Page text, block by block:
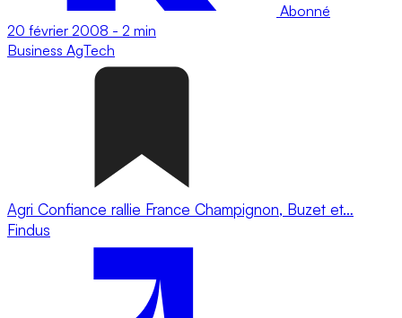
Abonné
20 février 2008 - 2 min
Business AgTech
Agri Confiance rallie France Champignon, Buzet et…
Findus